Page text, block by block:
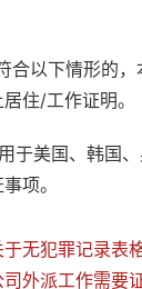
合以下情形的
住/工作证明。
于美国、韩国
项。
于无犯罪记录表
司外派工作需要